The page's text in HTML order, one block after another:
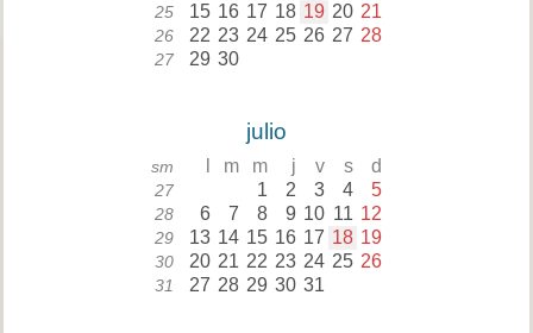
25 15 16 17 18 19 20 21
26 22 23 24 25 26 27 28
27 29 30
julio
sm m m j v s d
27 1 2 3 4 5
28 6 7 8 9 10 11 12
29 13 14 15 16 17 18 19
30 20 21 22 23 24 25 26
31 27 28 29 30 31